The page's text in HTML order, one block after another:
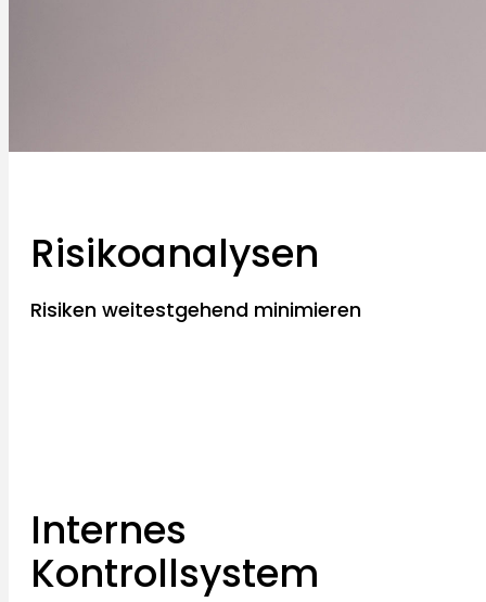
Risikoanalysen
Risiken weitestgehend minimieren
Internes
Kontrollsystem